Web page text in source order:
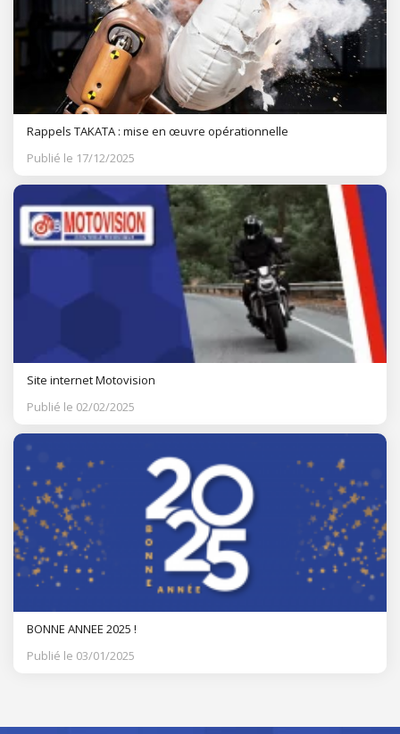
Rappels TAKATA : mise en œuvre opérationnelle
Publié le 17/12/2025
Site internet Motovision
Publié le 02/02/2025
BONNE ANNEE 2025 !
Publié le 03/01/2025